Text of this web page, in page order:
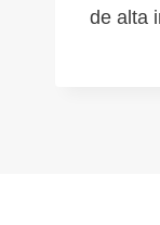
de alta